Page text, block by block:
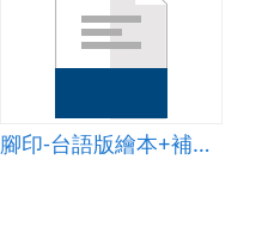
腳印-台語版繪本+補充說明